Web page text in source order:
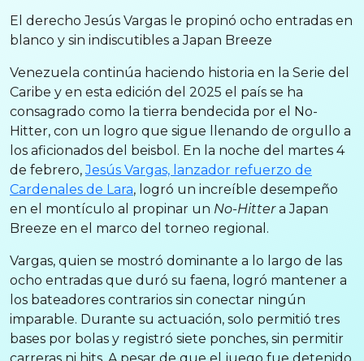
El derecho Jesús Vargas le propinó ocho entradas en
blanco y sin indiscutibles a Japan Breeze
Venezuela continúa haciendo historia en la Serie del
Caribe y en esta edición del 2025 el país se ha
consagrado como la tierra bendecida por el No-
Hitter, con un logro que sigue llenando de orgullo a
los aficionados del beisbol. En la noche del martes 4
de febrero,Jesús Vargas, lanzador refuerzo de
Cardenales de Lara, logró un increíble desempeño
en el montículo al propinar un No-Hittera Japan
Breeze en el marco del torneo regional.
Vargas, quien se mostró dominante a lo largo de las
ocho entradas que duró su faena, logró mantener a
los bateadores contrarios sin conectar ningún
imparable. Durante su actuación, solo permitió tres
bases por bolas y registró siete ponches, sin permitir